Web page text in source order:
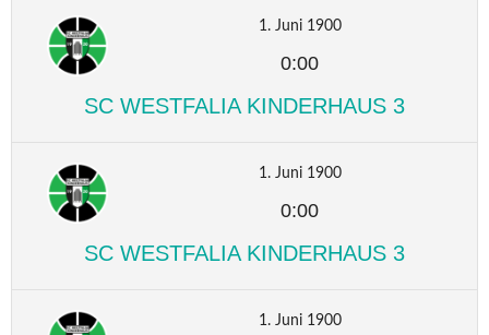
1. Juni 1900
0:00
SC WESTFALIA KINDERHAUS 3
1. Juni 1900
0:00
SC WESTFALIA KINDERHAUS 3
1. Juni 1900